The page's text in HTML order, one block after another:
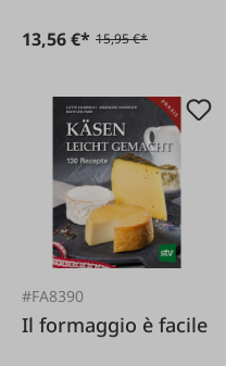
13,56 €* 15,95 €*
#FA8390
Il formaggio è facile